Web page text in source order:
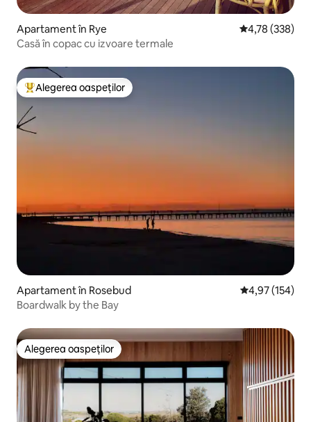
Apartament în Rye Scor mediu de
4,78 (338)
Casă în copac cu izvoare termale
Locuință din topul categoriei Alegerea oaspeților
Alegerea oaspeților
Apartament în Rosebud Scor mediu de
4,97 (154)
Boardwalk by the Bay
Alegerea oaspeților
Alegerea oaspeților